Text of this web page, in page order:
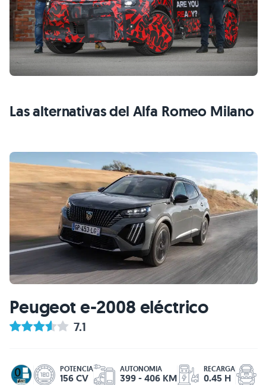
Las alternativas del Alfa Romeo Milano
Peugeot e-2008 eléctrico
7.1
POTENCIA
156 CV
AUTONOMIA
399 - 406 KM
RECARGA
0.45 H